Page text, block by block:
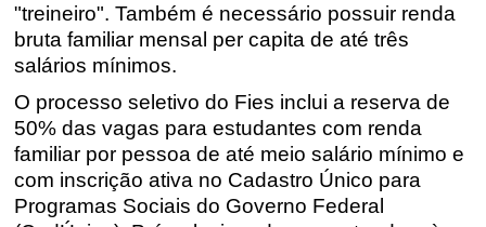
"treineiro". Também é necessário possuir renda
bruta familiar mensal per capita de até três
salários mínimos.
O processo seletivo do Fies inclui a reserva de
50% das vagas para estudantes com renda
familiar por pessoa de até meio salário mínimo e
com inscrição ativa no Cadastro Único para
Programas Sociais do Governo Federal